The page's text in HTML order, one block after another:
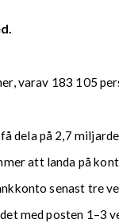
varav 183 105
dela på 2,7
att landa på
senast tre
med posten 1–3